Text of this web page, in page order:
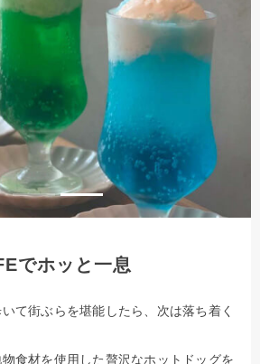
でホッと一息
て街ぶらを堪能したら、次は落ち着く
食材を使用した贅沢なホットドッグを